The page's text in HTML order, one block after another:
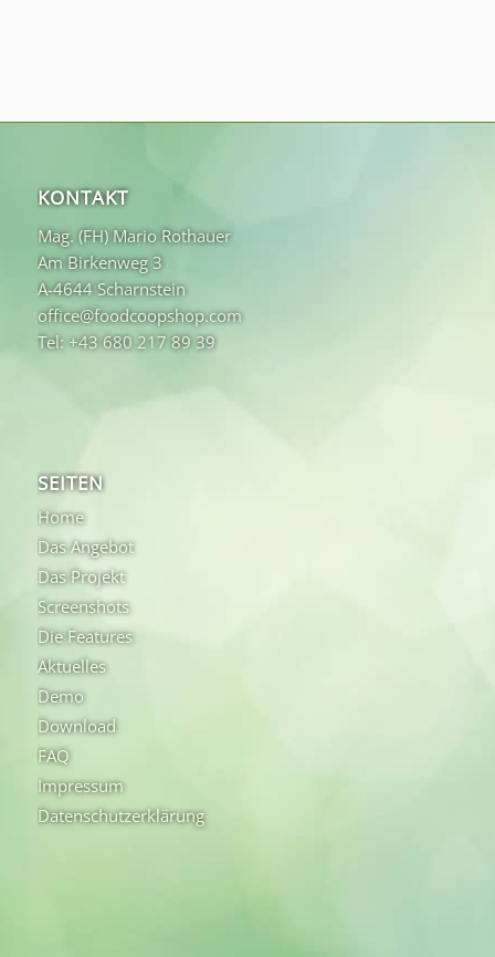
KONTAKT
Mag. (FH) Mario Rothauer
Am Birkenweg 3
A-4644 Scharnstein
office@foodcoopshop.com
Tel: +43 680 217 89 39
SEITEN
Home
Das Angebot
Das Projekt
Screenshots
Die Features
Aktuelles
Demo
Download
FAQ
Impressum
Datenschutzerklärung